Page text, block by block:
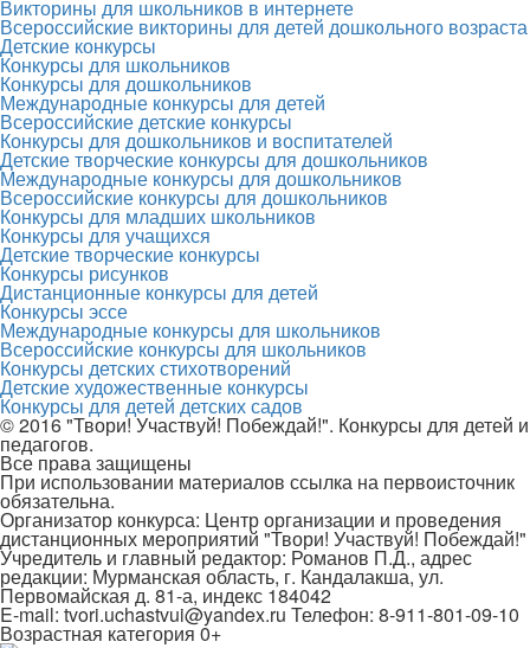
Викторины для школьников в интернете
Всероссийские викторины для детей дошкольного возраста
Детские конкурсы
Конкурсы для школьников
Конкурсы для дошкольников
Международные конкурсы для детей
Всероссийские детские конкурсы
Конкурсы для дошкольников и воспитателей
Детские творческие конкурсы для дошкольников
Международные конкурсы для дошкольников
Всероссийские конкурсы для дошкольников
Конкурсы для младших школьников
Конкурсы для учащихся
Детские творческие конкурсы
Конкурсы рисунков
Дистанционные конкурсы для детей
Конкурсы эссе
Международные конкурсы для школьников
Всероссийские конкурсы для школьников
Конкурсы детских стихотворений
Детские художественные конкурсы
Конкурсы для детей детских садов
© 2016 "Твори! Участвуй! Побеждай!". Конкурсы для детей и
педагогов.
Все права защищены
При использовании материалов ссылка на первоисточник
обязательна.
Организатор конкурса: Центр организации и проведения
дистанционных мероприятий "Твори! Участвуй! Побеждай!"
Учредитель и главный редактор: Романов П.Д., адрес
редакции: Мурманская область, г. Кандалакша, ул.
Первомайская д. 81-а, индекс 184042
E-mail: tvori.uchastvui@yandex.ru Телефон: 8-911-801-09-10
Возрастная категория 0+